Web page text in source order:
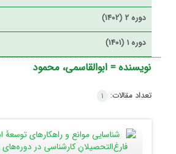
دوره 2 (1402)
دوره 1 (1401)
نویسنده = ابوالقاسمی، محمود
تعداد مقالات: 1